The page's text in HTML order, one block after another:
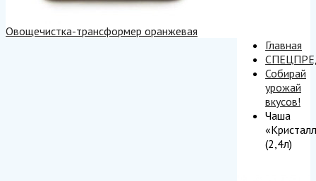
Овощечистка-трансформер оранжевая
Главная
Собирай
урожай
вкусов!
Чаша
(2,4л)